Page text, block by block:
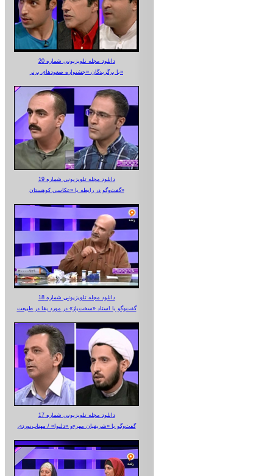
دانلود مجله تلویزیونی شماره 20
با برگزیدگان «جشنواره صعودهای برتر»
دانلود مجله تلویزیونی شماره 19
گفت‌وگو در رابطه با «عکاسی کوهستان»
دانلود مجله تلویزیونی شماره 18
گفت‌وگو با استاد «سخت‌باز» در مورد بقا در طبیعت
دانلود مجله تلویزیونی شماره 17
گفت‌وگو با «شریفیان مهر»‌و «دلنوا» / مهتاب‌نوردی